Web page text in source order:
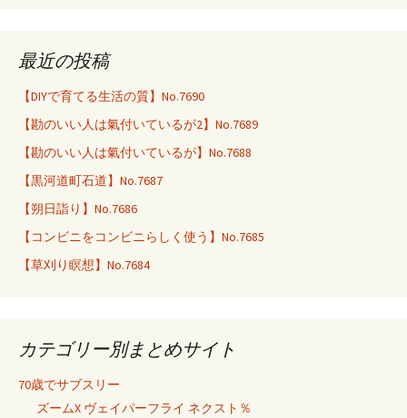
最近の投稿
【DIYで育てる生活の質】No.7690
【勘のいい人は氣付いているが2】No.7689
【勘のいい人は氣付いているが】No.7688
【黒河道町石道】No.7687
【朔日詣り】No.7686
【コンビニをコンビニらしく使う】No.7685
【草刈り瞑想】No.7684
カテゴリー別まとめサイト
70歳でサブスリー
ズームX ヴェイパーフライ ネクスト％